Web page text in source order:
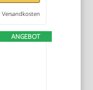
ANGEBOT